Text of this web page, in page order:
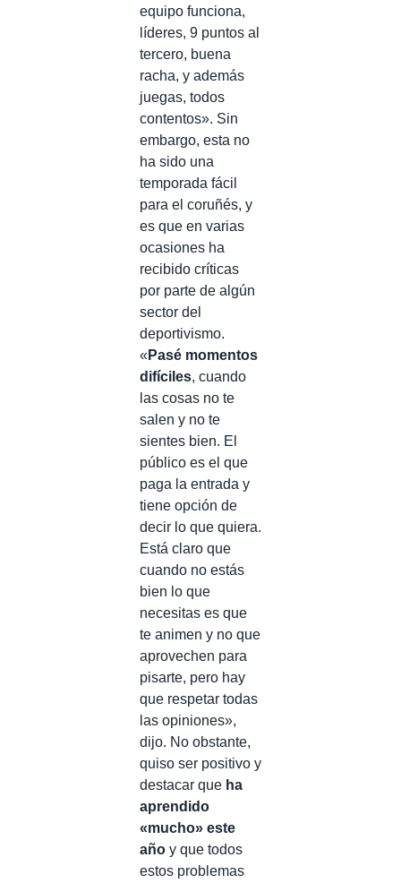
equipo funciona,
líderes, 9 puntos al
tercero, buena
racha, y además
juegas, todos
contentos». Sin
embargo, esta no
ha sido una
temporada fácil
para el coruñés, y
es que en varias
ocasiones ha
recibido críticas
por parte de algún
sector del
deportivismo.
« Pasé momentos
difíciles, cuando
las cosas no te
salen y no te
sientes bien. El
público es el que
paga la entrada y
tiene opción de
decir lo que quiera.
Está claro que
cuando no estás
bien lo que
necesitas es que
te animen y no que
aprovechen para
pisarte, pero hay
que respetar todas
las opiniones»,
dijo. No obstante,
quiso ser positivo y
destacar que ha
aprendido
«mucho» este
año y que todos
estos problemas